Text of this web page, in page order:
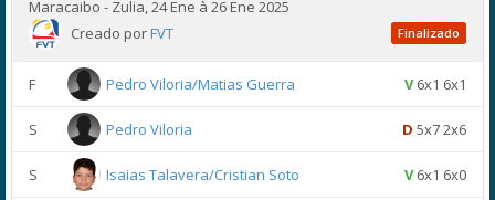
Maracaibo - Zulia, 24 Ene à 26 Ene 2025
Creado porFVT Finalizado
F Pedro Viloria/Matias Guerra V6x1 6x1
S Pedro Viloria D 5x7 2x6
S Isaias Talavera/Cristian Soto V6x1 6x0